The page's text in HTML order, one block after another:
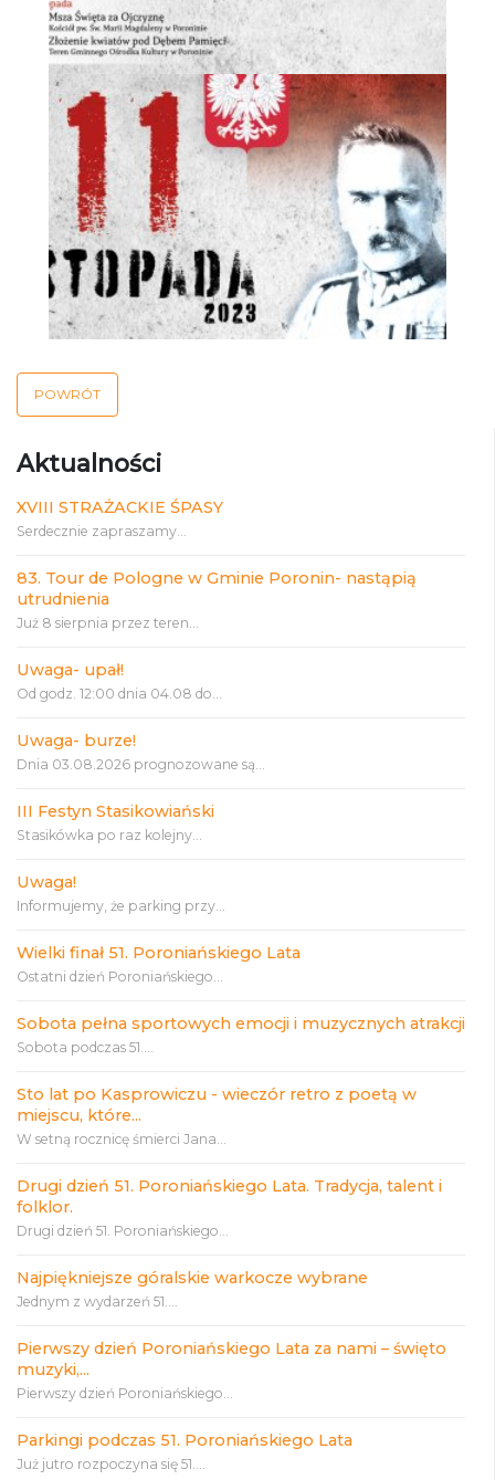
Aktualności
XVIII STRAŻACKIE ŚPASY
Serdecznie zapraszamy...
83. Tour de Pologne w Gminie Poronin- nastąpią
utrudnienia
Już 8 sierpnia przez teren...
Uwaga- upał!
Od godz. 12:00 dnia 04.08 do...
Uwaga- burze!
Dnia 03.08.2026 prognozowane są...
III Festyn Stasikowiański
Stasikówka po raz kolejny...
Uwaga!
Informujemy, że parking przy...
Wielki finał 51. Poroniańskiego Lata
Ostatni dzień Poroniańskiego...
Sobota pełna sportowych emocji i muzycznych atrakcji
Sobota podczas 51....
Sto lat po Kasprowiczu - wieczór retro z poetą w
miejscu, które...
W setną rocznicę śmierci Jana...
Drugi dzień 51. Poroniańskiego Lata. Tradycja, talent i
folklor.
Drugi dzień 51. Poroniańskiego...
Najpiękniejsze góralskie warkocze wybrane
Jednym z wydarzeń 51....
Pierwszy dzień Poroniańskiego Lata za nami – święto
muzyki,...
Pierwszy dzień Poroniańskiego...
Parkingi podczas 51. Poroniańskiego Lata
Już jutro rozpoczyna się 51....
POWRÓT